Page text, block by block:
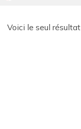
Voici le seul résultat